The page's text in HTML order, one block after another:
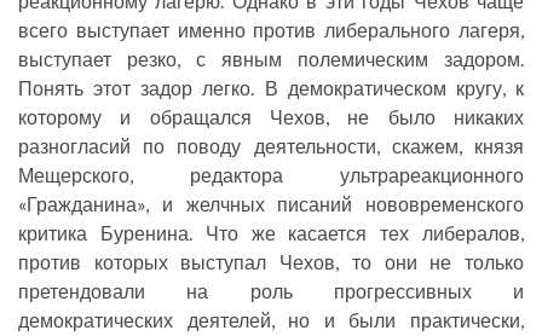
всего выступает именно против либерального лагеря,
выступает резко, с явным полемическим задором.
Понять этот задор легко. В демократическом кругу, к
которому и обращался Чехов, не было никаких
разногласий по поводу деятельности, скажем, князя
Мещерского, редактора ультрареакционного
«Гражданина», и желчных писаний нововременского
критика Буренина. Что же касается тех либералов,
против которых выступал Чехов, то они не только
претендовали на роль прогрессивных и
демократических деятелей, но и были практически,